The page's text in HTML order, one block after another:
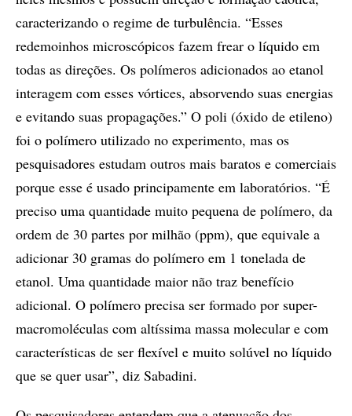
caracterizando o regime de turbulência. “Esses
redemoinhos microscópicos fazem frear o líquido em
todas as direções. Os polímeros adicionados ao etanol
interagem com esses vórtices, absorvendo suas energias
e evitando suas propagações.” O poli (óxido de etileno)
foi o polímero utilizado no experimento, mas os
pesquisadores estudam outros mais baratos e comerciais
porque esse é usado principamente em laboratórios. “É
preciso uma quantidade muito pequena de polímero, da
ordem de 30 partes por milhão (ppm), que equivale a
adicionar 30 gramas do polímero em 1 tonelada de
etanol. Uma quantidade maior não traz benefício
adicional. O polímero precisa ser formado por super-
macromoléculas com altíssima massa molecular e com
características de ser flexível e muito solúvel no líquido
que se quer usar”, diz Sabadini.